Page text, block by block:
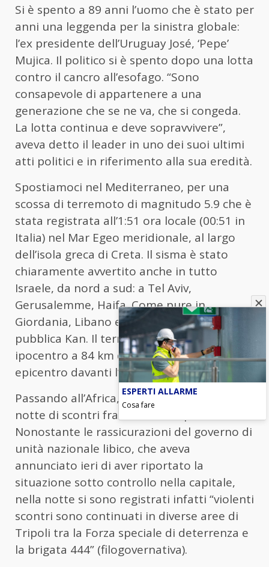
Si è spento a 89 anni l’uomo che è stato per
anni una leggenda per la sinistra globale:
l’ex presidente dell’Uruguay José, ‘Pepe’
Mujica. Il politico si è spento dopo una lotta
contro il cancro all’esofago. “Sono
consapevole di appartenere a una
generazione che se ne va, che si congeda.
La lotta continua e deve sopravvivere”,
aveva detto il leader in uno dei suoi ultimi
atti politici e in riferimento alla sua eredità.
Spostiamoci nel Mediterraneo, per una
scossa di terremoto di magnitudo 5.9 che è
stata registrata all’1:51 ora locale (00:51 in
Italia) nel Mar Egeo meridionale, al largo
dell’isola greca di Creta. Il sisma è stato
chiaramente avvertito anche in tutto
Israele, da nord a sud: a Tel Aviv,
Gerusalemme, Haifa. Come pure in
Giordania, Libano ed Egitto, riporta la tv
pubblica Kan. Il terremoto avrebbe avuto
ipocentro a 84 km di profondità ed
epicentro davanti l’isola di Caso.
Passando all’Africa, c’è stata una nuova
notte di scontri fra milizie a Tripoli.
Nonostante le rassicurazioni del governo di
unità nazionale libico, che aveva
annunciato ieri di aver riportato la
situazione sotto controllo nella capitale,
nella notte si sono registrati infatti “violenti
scontri sono continuati in diverse aree di
Tripoli tra la Forza speciale di deterrenza e
la brigata 444” (filogovernativa).
ESPERTI ALLARME
Cosa fare